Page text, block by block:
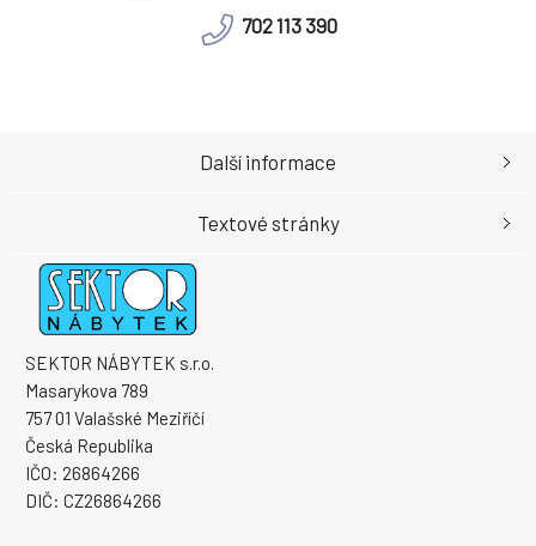
702 113 390
SEKTOR NÁBYTEK s.r.o.
Masarykova 789
757 01 Valašské Meziříčí
Česká Republika
IČO: 26864266
DIČ: CZ26864266
Další informace
Textové stránky